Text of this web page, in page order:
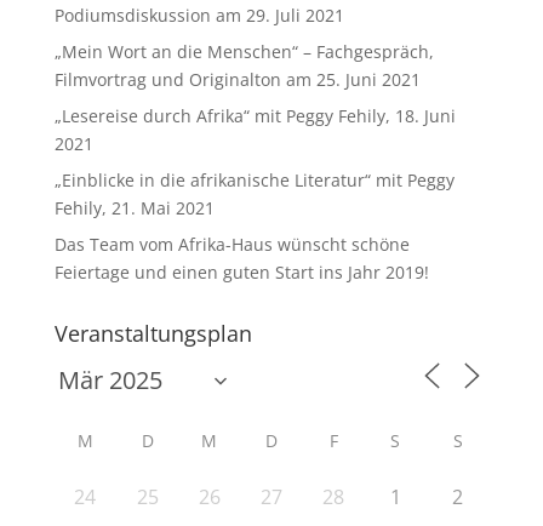
Podiumsdiskussion am 29. Juli 2021
„Mein Wort an die Menschen“ – Fachgespräch,
Filmvortrag und Originalton am 25. Juni 2021
„Lesereise durch Afrika“ mit Peggy Fehily, 18. Juni
2021
„Einblicke in die afrikanische Literatur“ mit Peggy
Fehily, 21. Mai 2021
Das Team vom Afrika-Haus wünscht schöne
Feiertage und einen guten Start ins Jahr 2019!
Veranstaltungsplan
M D M D F S S
24 25 26 27 28 1 2